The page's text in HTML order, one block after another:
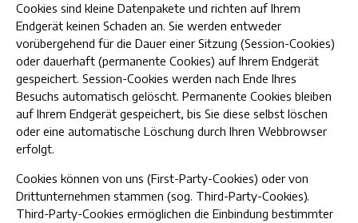
Cookies sind kleine Datenpakete und richten auf Ihrem
Endgerät keinen Schaden an. Sie werden entweder
vorübergehend für die Dauer einer Sitzung (Session-Cookies)
oder dauerhaft (permanente Cookies) auf Ihrem Endgerät
gespeichert. Session-Cookies werden nach Ende Ihres
Besuchs automatisch gelöscht. Permanente Cookies bleiben
auf Ihrem Endgerät gespeichert, bis Sie diese selbst löschen
oder eine automatische Löschung durch Ihren Webbrowser
erfolgt.
Cookies können von uns (First-Party-Cookies) oder von
Drittunternehmen stammen (sog. Third-Party-Cookies).
Third-Party-Cookies ermöglichen die Einbindung bestimmter